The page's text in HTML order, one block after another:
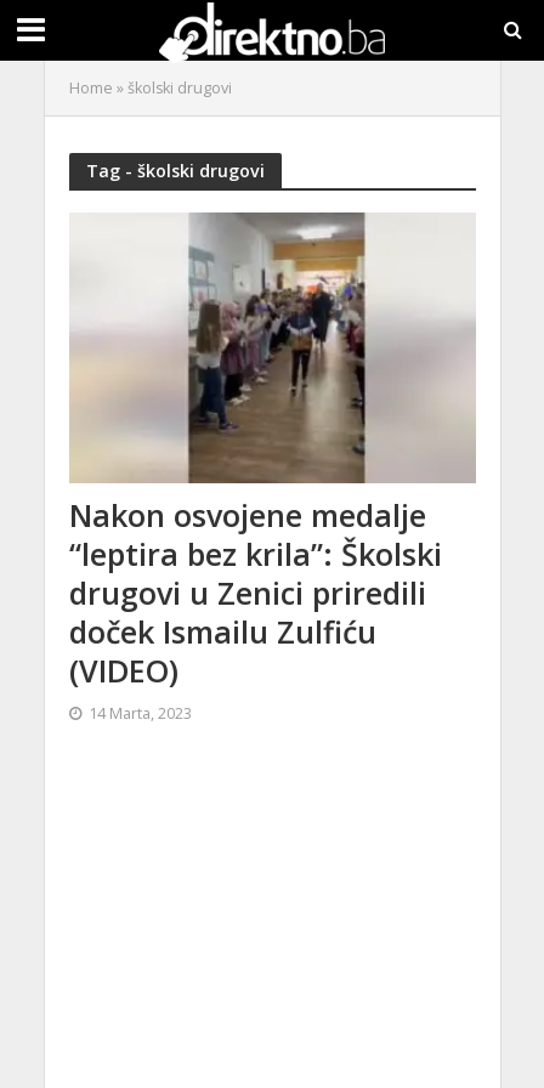
Home »školski drugovi
Tag - školski drugovi
Nakon osvojene medalje
“leptira bez krila”: Školski
drugovi u Zenici priredili
doček Ismailu Zulfiću
(VIDEO)
14 Marta, 2023